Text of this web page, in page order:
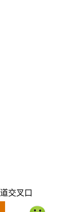
交叉口